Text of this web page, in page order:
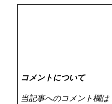
コメントについて
当記事へのコメント欄